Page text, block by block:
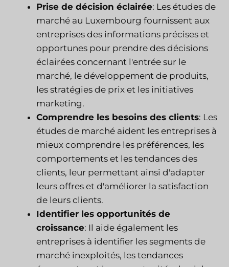
Prise de décision éclairée: Les études de
marché au Luxembourg fournissent aux
entreprises des informations précises et
opportunes pour prendre des décisions
éclairées concernant l'entrée sur le
marché, le développement de produits,
les stratégies de prix et les initiatives
marketing.
Comprendre les besoins des clients: Les
études de marché aident les entreprises à
mieux comprendre les préférences, les
comportements et les tendances des
clients, leur permettant ainsi d'adapter
leurs offres et d'améliorer la satisfaction
de leurs clients.
Identifier les opportunités de
croissance: Il aide également les
entreprises à identifier les segments de
marché inexploités, les tendances